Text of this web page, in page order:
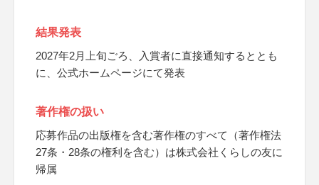
結果発表
2027年2月上旬ごろ、入賞者に直接通知するととも
に、公式ホームページにて発表
著作権の扱い
応募作品の出版権を含む著作権のすべて（著作権法
27条・28条の権利を含む）は株式会社くらしの友に
帰属